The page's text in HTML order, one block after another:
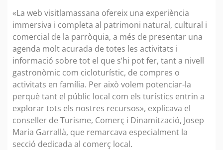
«La web visitlamassana ofereix una experiència
immersiva i completa al patrimoni natural, cultural i
comercial de la parròquia, a més de presentar una
agenda molt acurada de totes les activitats i
informació sobre tot el que s’hi pot fer, tant a nivell
gastronòmic com cicloturístic, de compres o
activitats en família. Per això volem potenciar-la
perquè tant el públic local com els turístics entrin a
explorar tots els nostres recursos», explicava el
conseller de Turisme, Comerç i Dinamització, Josep
Maria Garrallà, que remarcava especialment la
secció dedicada al comerç local.